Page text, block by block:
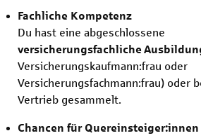
Fachliche Kompetenz
Du hast eine abgeschlossene
versicherungsfachliche
Versicherungskaufmann:frau oder
Versicherungsfachmann:frau) oder
Vertrieb gesammelt.
Chancen für Quereinsteiger:innen